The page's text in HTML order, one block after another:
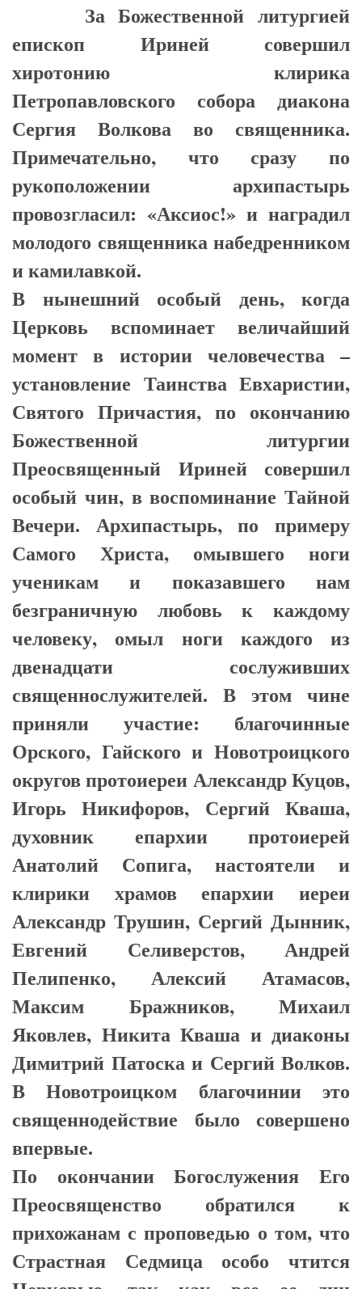
За Божественной литургией
епископ Ириней совершил
хиротонию клирика
Петропавловского собора диакона
Сергия Волкова во священника.
Примечательно, что сразу по
рукоположении архипастырь
провозгласил: «Аксиос!» и наградил
молодого священника набедренником
и камилавкой.
В нынешний особый день, когда
Церковь вспоминает величайший
момент в истории человечества –
установление Таинства Евхаристии,
Святого Причастия, по окончанию
Божественной литургии
Преосвященный Ириней совершил
особый чин, в воспоминание Тайной
Вечери. Архипастырь, по примеру
Самого Христа, омывшего ноги
ученикам и показавшего нам
безграничную любовь к каждому
человеку, омыл ноги каждого из
двенадцати сослуживших
священнослужителей. В этом чине
приняли участие: благочинные
Орского, Гайского и Новотроицкого
округов протоиереи Александр Куцов,
Игорь Никифоров, Сергий Кваша,
духовник епархии протоиерей
Анатолий Сопига, настоятели и
клирики храмов епархии иереи
Александр Трушин, Сергий Дынник,
Евгений Селиверстов, Андрей
Пелипенко, Алексий Атамасов,
Максим Бражников, Михаил
Яковлев, Никита Кваша и диаконы
Димитрий Патоска и Сергий Волков.
В Новотроицком благочинии это
священнодействие было совершено
впервые.
По окончании Богослужения Его
Преосвященство обратился к
прихожанам с проповедью о том, что
Страстная Седмица особо чтится